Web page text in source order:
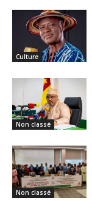
Culture
Non classé
Non classé